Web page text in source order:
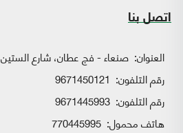
اتصل بنا
العنوان: صنعاء - فج عطان، شارع الستين
رقم التلفون: 9671450121
رقم التلفون: 9671445993
هاتف محمول: 770445995